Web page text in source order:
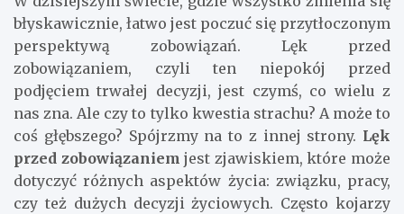
błyskawicznie, łatwo jest poczuć się przytłoczonym
perspektywą zobowiązań. Lęk przed
zobowiązaniem, czyli ten niepokój przed
podjęciem trwałej decyzji, jest czymś, co wielu z
nas zna. Ale czy to tylko kwestia strachu? A może to
coś głębszego? Spójrzmy na to z innej strony. Lęk
przed zobowiązaniem jest zjawiskiem, które może
dotyczyć różnych aspektów życia: związku, pracy,
czy też dużych decyzji życiowych. Często kojarzy